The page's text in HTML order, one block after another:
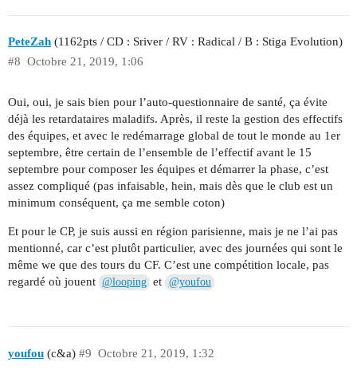
PeteZah (1162pts / CD : Sriver / RV : Radical / B : Stiga Evolution)
Octobre 21, 2019, 1:06
#8
Oui, oui, je sais bien pour l’auto-questionnaire de santé, ça évite
déjà les retardataires maladifs. Après, il reste la gestion des effectifs
des équipes, et avec le redémarrage global de tout le monde au 1er
septembre, être certain de l’ensemble de l’effectif avant le 15
septembre pour composer les équipes et démarrer la phase, c’est
assez compliqué (pas infaisable, hein, mais dès que le club est un
minimum conséquent, ça me semble coton)
Et pour le CP, je suis aussi en région parisienne, mais je ne l’ai pas
mentionné, car c’est plutôt particulier, avec des journées qui sont le
même we que des tours du CF. C’est une compétition locale, pas
regardé où jouent @looping et @youfou
youfou (c&a) Octobre 21, 2019, 1:32
#9